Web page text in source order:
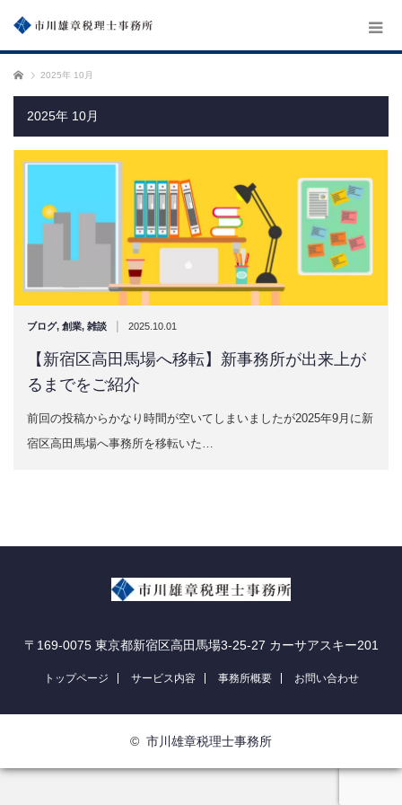
ホーム 2025年 10月
2025年 10月
ブログ, 創業, 雑談 | 2025.10.01
【新宿区高田馬場へ移転】新事務所が出来上が
るまでをご紹介
前回の投稿からかなり時間が空いてしまいましたが2025年9月に新
宿区高田馬場へ事務所を移転いた…
〒169-0075 東京都新宿区高田馬場3-25-27 カーサアスキー201
トップページ サービス内容 事務所概要 お問い合わせ
お問い合わせ
© 市川雄章税理士事務所